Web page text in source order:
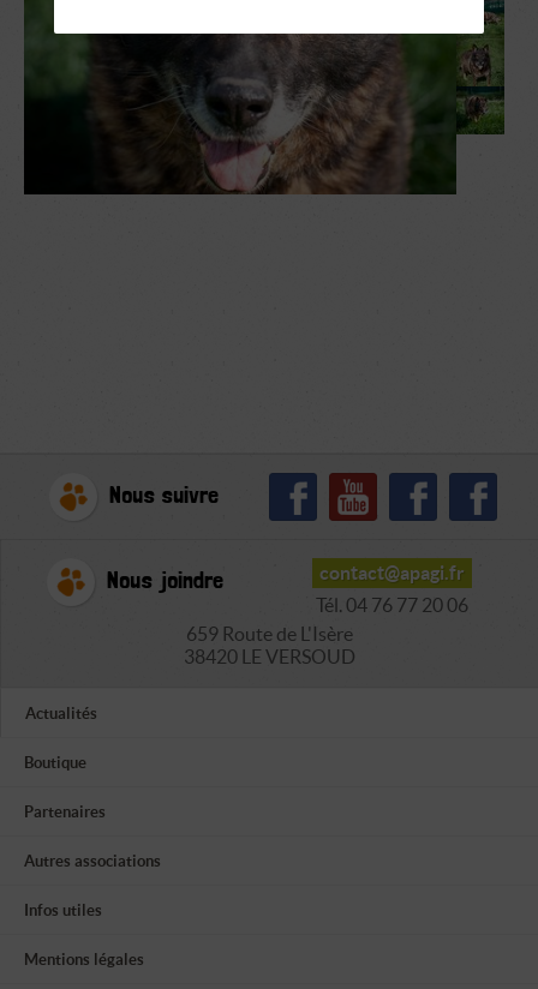
Nous suivre
Nous joindre
contact@apagi.fr
Tél. 04 76 77 20 06
659 Route de L'Isère
38420 LE VERSOUD
Actualités
Boutique
Partenaires
Autres associations
Infos utiles
Mentions légales